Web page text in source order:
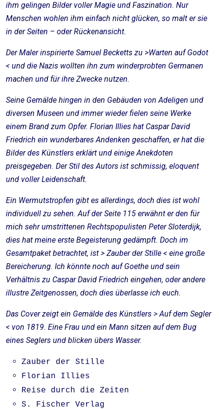
ihm gelingen Bilder voller Magie und Faszination. Nur
Menschen wohlen ihm einfach nicht glücken, so malt er sie
in der Seiten – oder Rückenansicht.
Der Maler inspirierte Samuel Becketts zu >Warten auf Godot
< und die Nazis wollten ihn zum winderprobten Germanen
machen und für ihre Zwecke nutzen.
Seine Gemälde hingen in den Gebäuden von Adeligen und
diversen Museen und immer wieder fielen seine Werke
einem Brand zum Opfer. Florian Illies hat Caspar David
Friedrich ein wunderbares Andenken geschaffen, er hat die
Bilder des Künstlers erklärt und einige Anekdoten
preisgegeben. Der Stil des Autors ist schmissig, eloquent
und voller Leidenschaft.
Ein Wermutstropfen gibt es allerdings, doch dies ist wohl
individuell zu sehen. Auf der Seite 115 erwähnt er den für
mich sehr umstrittenen Rechtspopulisten Peter Sloterdijk,
dies hat meine erste Begeisterung gedämpft. Doch im
Gesamtpaket betrachtet, ist > Zauber der Stille < eine große
Bereicherung. Ich könnte noch auf Goethe und sein
Verhältnis zu Caspar David Friedrich eingehen, oder andere
illustre Zeitgenossen, doch dies überlasse ich euch.
Das Cover zeigt ein Gemälde des Künstlers > Auf dem Segler
< von 1819. Eine Frau und ein Mann sitzen auf dem Bug
eines Seglers und blicken übers Wasser.
Zauber der Stille
Florian Illies
Reise durch die Zeiten
S. Fischer Verlag